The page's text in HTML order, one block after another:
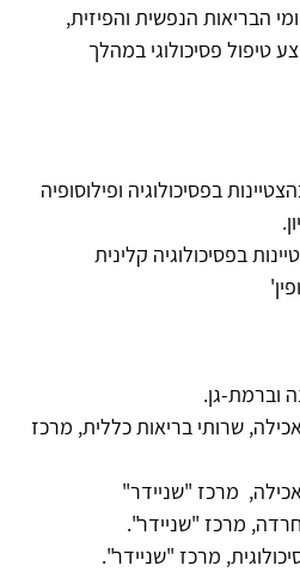
הבריאות הנפשית והפיזית,
טיפול פסיכולוגי במהלך
בפסיכולוגיה ופילוסופיה
בפסיכולוגיה קלינית
וברמת-גן.
שרותי בריאות כללית, מרכז
מרכז "שניידר"
מרכז "שניידר".
מרכז "שניידר".